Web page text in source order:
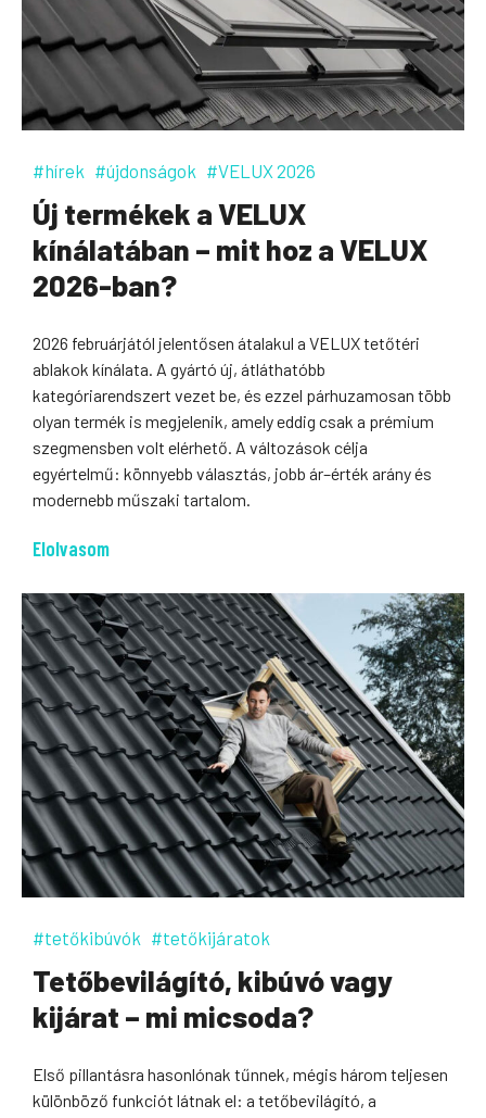
#hírek #újdonságok #VELUX 2026
Új termékek a VELUX
kínálatában – mit hoz a VELUX
2026-ban?
2026 februárjától jelentősen átalakul a VELUX tetőtéri
ablakok kínálata. A gyártó új, átláthatóbb
kategóriarendszert vezet be, és ezzel párhuzamosan több
olyan termék is megjelenik, amely eddig csak a prémium
szegmensben volt elérhető. A változások célja
egyértelmű: könnyebb választás, jobb ár–érték arány és
modernebb műszaki tartalom.
Elolvasom
#tetőkibúvók #tetőkijáratok
Tetőbevilágító, kibúvó vagy
kijárat – mi micsoda?
Első pillantásra hasonlónak tűnnek, mégis három teljesen
különböző funkciót látnak el: a tetőbevilágító, a